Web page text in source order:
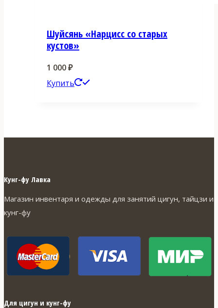
Шуйсянь «Нарцисс со старых
кустов»
1 000₽
Купить
Этот
товара.
Кунг-фу Лавка
Магазин инвентаря и одежды для занятий цигун, тайцзи и
кунг-фу
Для цигун и кунг-фу